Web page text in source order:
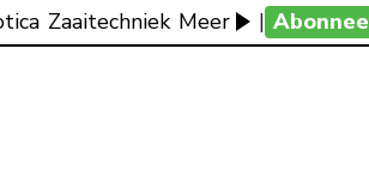
Zaaitechniek Meer |